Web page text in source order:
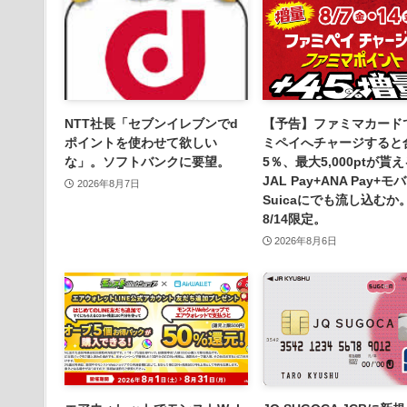
NTT社長「セブンイレブンでd
ポイントを使わせて欲しい
な」。ソフトバンクに要望。
2026年8月7日
【予告】ファミマカード
ミペイへチャージすると
5％、最大5,000ptが貰え
JAL Pay+ANA Pay+モ
Suicaにでも流し込むか
8/14限定。
2026年8月6日